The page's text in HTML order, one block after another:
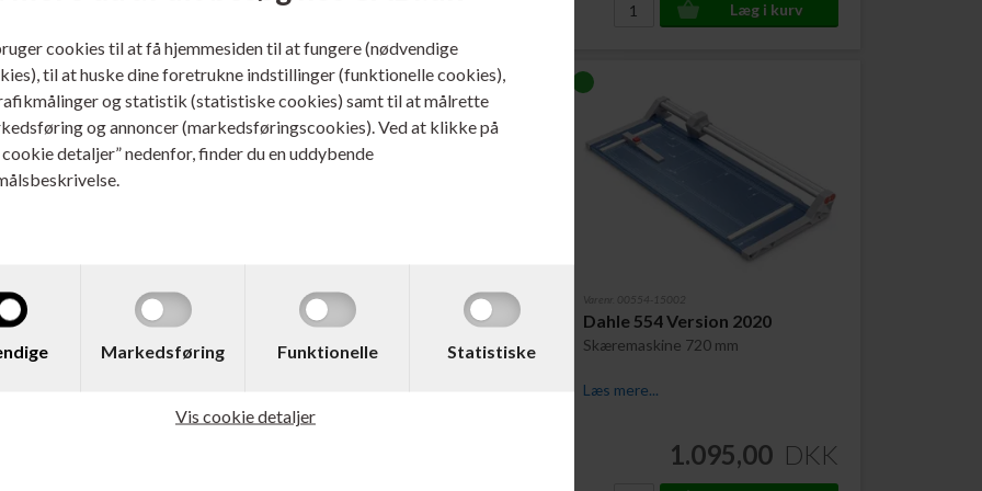
cookies til at få hjemmesiden til at fungere (nødvendige
til at huske dine foretrukne indstillinger (funktionelle cookies),
og statistik (statistiske cookies) samt til at målrette
og annoncer (markedsføringscookies). Ved at klikke på
cookie detaljer” nedenfor, finder du en uddybende
Markedsføring Funktionelle Statistiske
Vis cookie detaljer
472 Rulle Skæremaskine
8 ark
Varenr. 550325XTRA
Dahle 472 Rulle Skæremaskine
1830 mm/8 ark
Rabatpakke inkl.
Varenr. 00554-15002
Dahle 554 Version 2020
Skæremaskine 720 mm
Læs mere...
1.095,00 DKK